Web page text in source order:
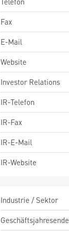
Fax
E-Mail
Website
Investor Relations
IR-Telefon
IR-Fax
IR-E-Mail
IR-Website
Industrie / Sektor
Geschäftsjahresende